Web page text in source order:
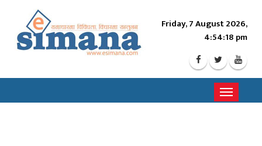
Friday, 7 August 2026,
4:54:20 pm
Toggle